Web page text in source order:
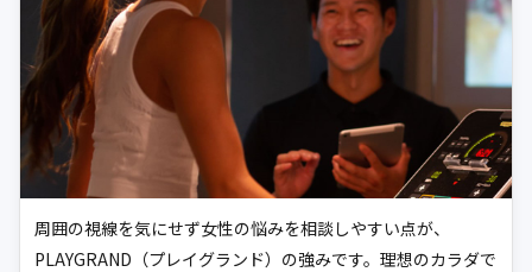
周囲の視線を気にせず女性の悩みを相談しやすい点が、
PLAYGRAND（プレイグランド）の強みです。理想のカラダで